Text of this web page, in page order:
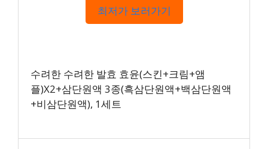
최저가 보러가기
수려한 수려한 발효 효윤(스킨+크림+앰
플)X2+삼단원액 3종(흑삼단원액+백삼단원액
+비삼단원액), 1세트